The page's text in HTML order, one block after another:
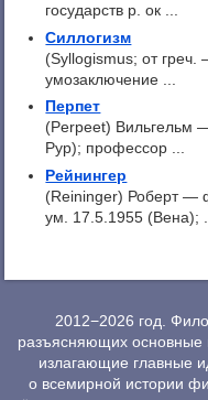
государств р. ок ...
Силлогизм
(Syllogismus; от
умозаключение ...
Перпет
(Perpeet)
Рур); профессор ...
Рейнингер
(Reininger) Роберт
ум. 17.5.1955 (Вена); ...
2012−2026 год.
разъясняющих
излагающие главные
о всемирной истории